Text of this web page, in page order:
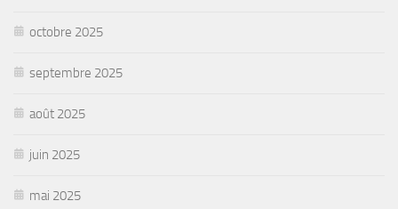
octobre 2025
septembre 2025
août 2025
juin 2025
mai 2025